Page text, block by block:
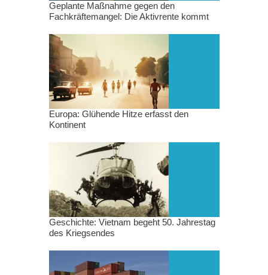
Geplante Maßnahme gegen den
Fachkräftemangel: Die Aktivrente kommt
Europa: Glühende Hitze erfasst den
Kontinent
Geschichte: Vietnam begeht 50. Jahrestag
des Kriegsendes